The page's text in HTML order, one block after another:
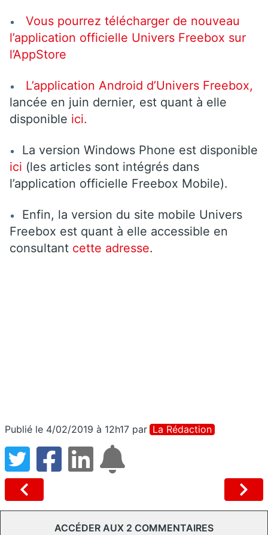
Vous pourrez télécharger de nouveau
l’application officielle Univers Freebox sur
l’AppStore
L’application Android d’Univers Freebox,
lancée en juin dernier, est quant à elle
disponible ici.
La version Windows Phone est disponible
ici (les articles sont intégrés dans
l’application officielle Freebox Mobile).
Enfin, la version du site mobile Univers
Freebox est quant à elle accessible en
consultant cette adresse.
Publié le 4/02/2019 à 12h17 par La Rédaction
ACCÉDER AUX 2 COMMENTAIRES